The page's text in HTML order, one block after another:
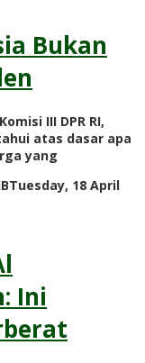
Bukan
III DPR RI,
atas dasar apa
yang
Tuesday, 18 April
Ini